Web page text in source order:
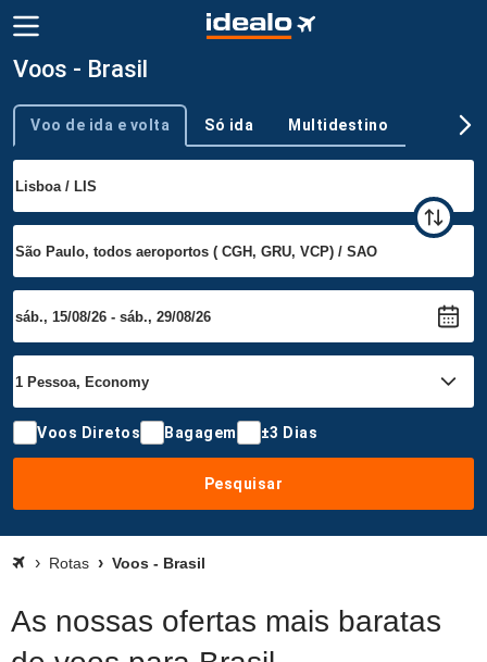
Voos - Brasil
Tipo de viagem
Voo de ida e volta Só ida Multidestino
Voos Diretos Bagagem ±3 Dias
Pesquisar
Rotas Voos - Brasil
As nossas ofertas mais baratas